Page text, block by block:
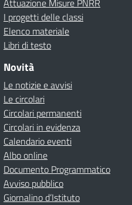
Attuazione Misure PNRR
I progetti delle classi
Elenco materiale
Libri di testo
Novità
Le notizie e avvisi
Le circolari
Circolari permanenti
Circolari in evidenza
Calendario eventi
Albo online
Documento Programmatico
Avviso pubblico
Giornalino d’Istituto